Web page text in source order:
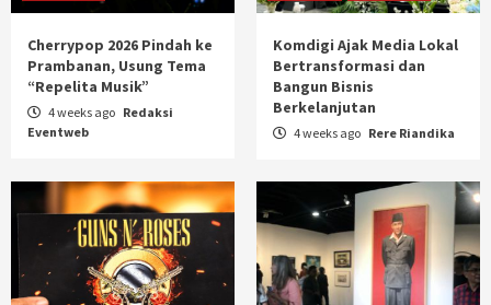
Cherrypop 2026 Pindah ke
Prambanan, Usung Tema
“Repelita Musik”
4 weeks ago Redaksi
Eventweb
Komdigi Ajak Media Lokal
Bertransformasi dan
Bangun Bisnis
Berkelanjutan
4 weeks ago Rere Riandika